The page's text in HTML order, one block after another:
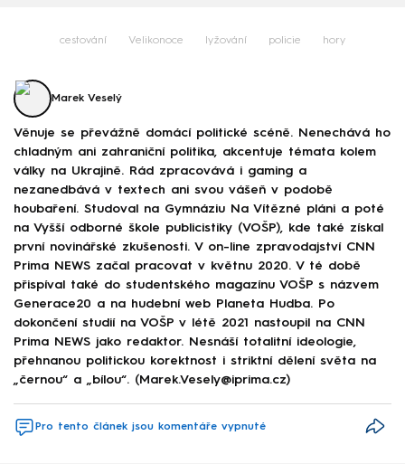
cestování Velikonoce lyžování policie hory
Marek Veselý
Věnuje se převážně domácí politické scéně. Nenechává ho
chladným ani zahraniční politika, akcentuje témata kolem
války na Ukrajině. Rád zpracovává i gaming a
nezanedbává v textech ani svou vášeň v podobě
houbaření. Studoval na Gymnáziu Na Vítězné pláni a poté
na Vyšší odborné škole publicistiky (VOŠP), kde také získal
první novinářské zkušenosti. V on-line zpravodajství CNN
Prima NEWS začal pracovat v květnu 2020. V té době
přispíval také do studentského magazínu VOŠP s názvem
Generace20 a na hudební web Planeta Hudba. Po
dokončení studií na VOŠP v létě 2021 nastoupil na CNN
Prima NEWS jako redaktor. Nesnáší totalitní ideologie,
přehnanou politickou korektnost i striktní dělení světa na
„černou“ a „bílou“. (Marek.Vesely@iprima.cz)
Pro tento článek jsou komentáře vypnuté